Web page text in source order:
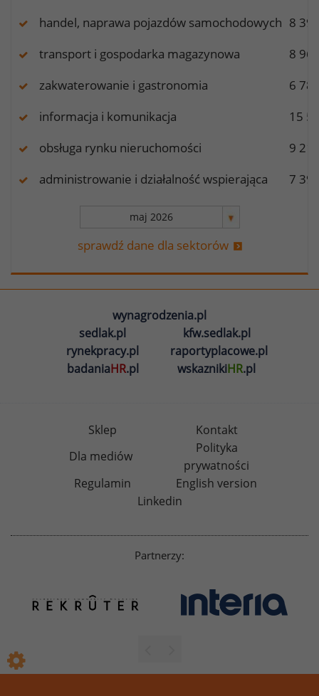
handel, naprawa pojazdów samochodowych 8
transport i gospodarka magazynowa
8
zakwaterowanie i gastronomia
6
informacja i komunikacja
15
obsługa rynku nieruchomości
9
administrowanie i działalność wspierająca
7
sprawdź dane dla sektorów
wynagrodzenia.pl
sedlak.pl
kfw.sedlak.pl
rynekpracy.pl
raportyplacowe.pl
badaniaHR.pl wskaznikiHR.pl
Sklep
Kontakt
Dla mediów
Polityka
prywatności
Regulamin
English version
Linkedin
Partnerzy: